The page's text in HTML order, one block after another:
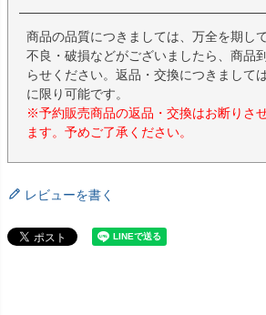
商品の品質につきましては、万全を期し
不良・破損などがございましたら、商品
らせください。返品・交換につきまして
に限り可能です。
※予約販売商品の返品・交換はお断りさ
ます。予めご了承ください。
レビューを書く